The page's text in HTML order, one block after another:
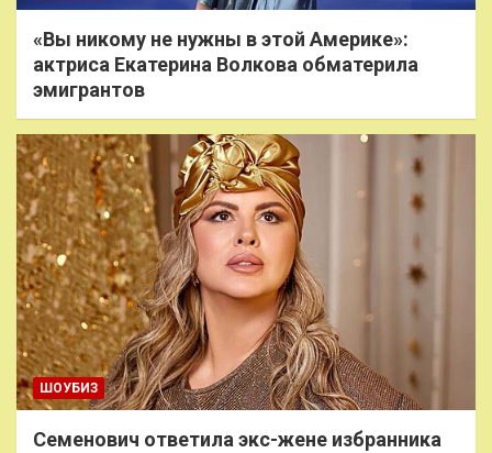
«Вы никому не нужны в этой Америке»:
актриса Екатерина Волкова обматерила
эмигрантов
ШОУБИЗ
Семенович ответила экс-жене избранника